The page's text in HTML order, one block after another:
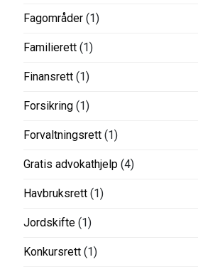
Fagområder (1)
Familierett (1)
Finansrett (1)
Forsikring (1)
Forvaltningsrett (1)
Gratis advokathjelp (4)
Havbruksrett (1)
Jordskifte (1)
Konkursrett (1)